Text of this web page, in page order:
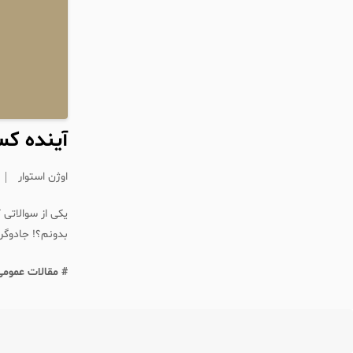
آینده
اوژن استوار
یکی از
بدونم؟!
# مقالات